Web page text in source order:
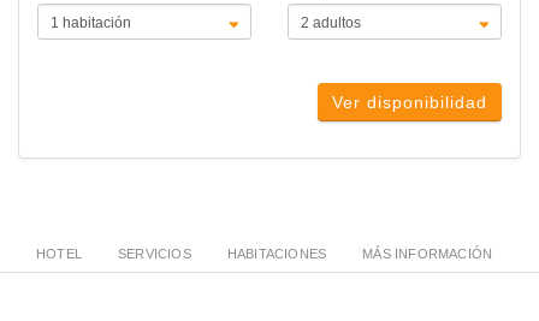
Ver disponibilidad
HOTEL SERVICIOS HABITACIONES MÁS INFORMACIÓN